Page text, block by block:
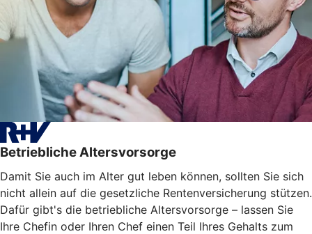
Betriebliche Altersvorsorge
Damit Sie auch im Alter gut leben können, sollten Sie sich
nicht allein auf die gesetzliche Rentenversicherung stützen.
Dafür gibt's die betriebliche Altersvorsorge – lassen Sie
Ihre Chefin oder Ihren Chef einen Teil Ihres Gehalts zum